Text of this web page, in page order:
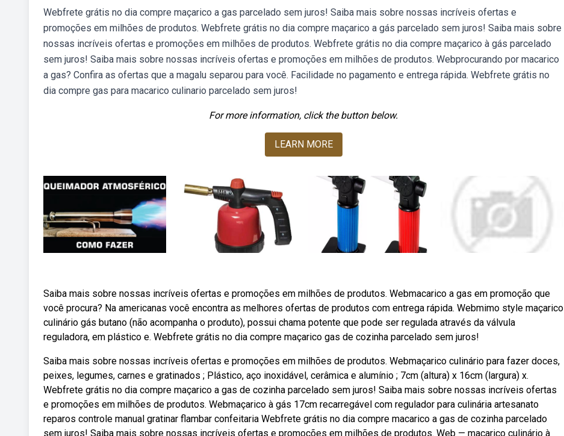
Webfrete grátis no dia compre maçarico a gas parcelado sem juros! Saiba mais sobre nossas incríveis ofertas e
promoções em milhões de produtos. Webfrete grátis no dia compre maçarico a gás parcelado sem juros! Saiba mais sobre
nossas incríveis ofertas e promoções em milhões de produtos. Webfrete grátis no dia compre maçarico à gás parcelado
sem juros! Saiba mais sobre nossas incríveis ofertas e promoções em milhões de produtos. Webprocurando por macarico
a gas? Confira as ofertas que a magalu separou para você. Facilidade no pagamento e entrega rápida. Webfrete grátis no
dia compre gas para macarico culinario parcelado sem juros!
For more information, click the button below.
LEARN MORE
Saiba mais sobre nossas incríveis ofertas e promoções em milhões de produtos. Webmacarico a gas em promoção que
você procura? Na americanas você encontra as melhores ofertas de produtos com entrega rápida. Webmimo style maçarico
culinário gás butano (não acompanha o produto), possui chama potente que pode ser regulada através da válvula
reguladora, em plástico e. Webfrete grátis no dia compre maçarico gas de cozinha parcelado sem juros!
Saiba mais sobre nossas incríveis ofertas e promoções em milhões de produtos. Webmaçarico culinário para fazer doces,
peixes, legumes, carnes e gratinados ; Plástico, aço inoxidável, cerâmica e alumínio ; 7cm (altura) x 16cm (largura) x.
Webfrete grátis no dia compre maçarico a gas de cozinha parcelado sem juros! Saiba mais sobre nossas incríveis ofertas
e promoções em milhões de produtos. Webmaçarico à gás 17cm recarregável com regulador para culinária artesanato
reparos controle manual gratinar flambar confeitaria Webfrete grátis no dia compre macarico a gas de cozinha parcelado
sem juros! Saiba mais sobre nossas incríveis ofertas e promoções em milhões de produtos. Web — maçarico culinário à